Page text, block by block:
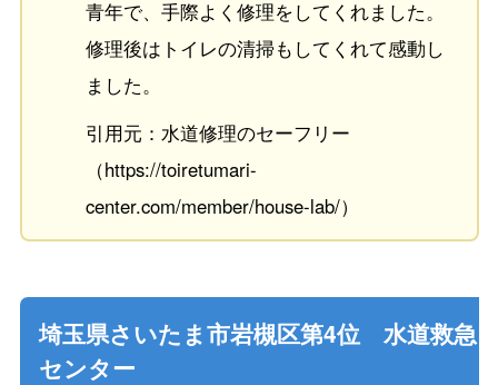
青年で、手際よく修理をしてくれました。
修理後はトイレの清掃もしてくれて感動し
ました。
引用元：水道修理のセーフリー
（https://toiretumari-
center.com/member/house-lab/）
埼玉県さいたま市岩槻区第4位 水道救急
センター